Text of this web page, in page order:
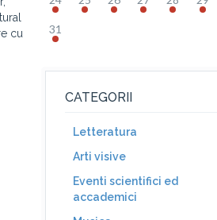
cu
31
CATEGORII
Letteratura
Arti visive
Eventi scientifici ed
accademici